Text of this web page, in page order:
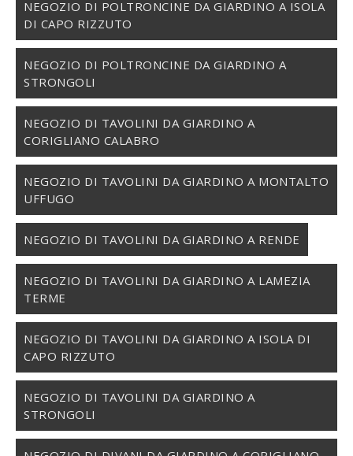
NEGOZIO DI POLTRONCINE DA GIARDINO A ISOLA
DI CAPO RIZZUTO
NEGOZIO DI POLTRONCINE DA GIARDINO A
STRONGOLI
NEGOZIO DI TAVOLINI DA GIARDINO A
CORIGLIANO CALABRO
NEGOZIO DI TAVOLINI DA GIARDINO A MONTALTO
UFFUGO
NEGOZIO DI TAVOLINI DA GIARDINO A RENDE
NEGOZIO DI TAVOLINI DA GIARDINO A LAMEZIA
TERME
NEGOZIO DI TAVOLINI DA GIARDINO A ISOLA DI
CAPO RIZZUTO
NEGOZIO DI TAVOLINI DA GIARDINO A
STRONGOLI